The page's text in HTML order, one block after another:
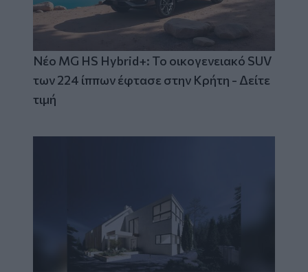
Νέο MG HS Hybrid+: Το οικογενειακό SUV
των 224 ίππων έφτασε στην Κρήτη - Δείτε
τιμή